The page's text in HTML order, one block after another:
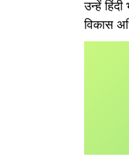
उन्हें
विकास